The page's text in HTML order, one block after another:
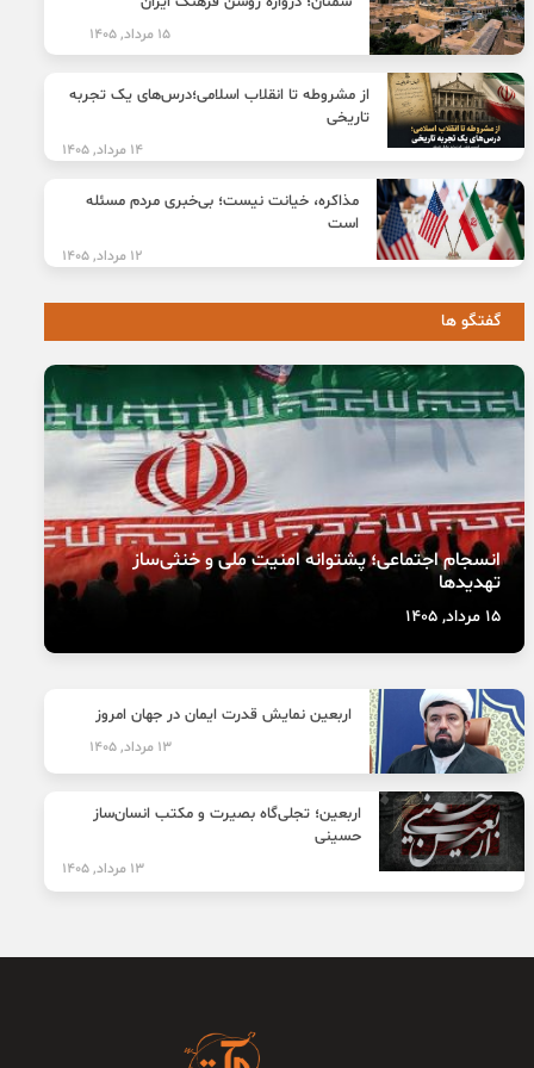
15 مرداد, 1405
از مشروطه تا انقلاب اسلامی؛درس‌های یک تجربه
تاریخی
14 مرداد, 1405
مذاکره، خیانت نیست؛ بی‌خبری مردم مسئله
است
12 مرداد, 1405
گفتگو ها
انسجام اجتماعی؛ پشتوانه امنیت ملی و خنثی‌ساز
تهدیدها
15 مرداد, 1405
اربعین نمایش قدرت ایمان در جهان امروز
13 مرداد, 1405
اربعین؛ تجلی‌گاه بصیرت و مکتب انسان‌ساز
حسینی
13 مرداد, 1405